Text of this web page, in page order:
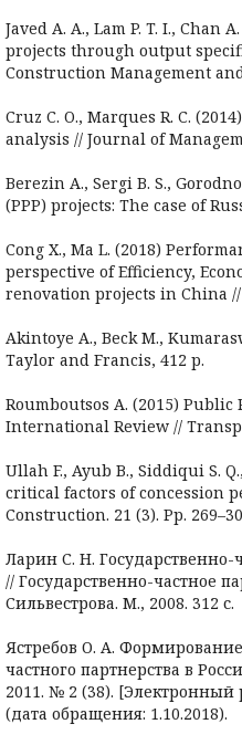
Javed A. A., Lam P. T. I.,
projects through output
Construction Management and
Cruz C. O., Marques R. C.
analysis // Journal of
Berezin A., Sergi B. S.,
(PPP) projects: The case of
Cong X., Ma L. (2018)
perspective of Efficiency,
renovation projects in China //
Akintoye A., Beck M.,
Taylor and Francis, 412 p.
Roumboutsos A. (2015)
International Review //
Ullah F., Ayub B., Siddiqui S.
critical factors of concession
Construction. 21 (3). Pp.
Ларин С. Н.
// Государственно-частное
Сильвестрова. М., 2008. 312 с.
Ястребов О. А.
частного партнерства в
2011. № 2 (38). [Электронный
(дата обращения: 1.10.2018).